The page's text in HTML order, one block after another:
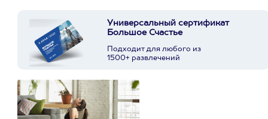
Универсальный сертификат
Большое Счастье
Подходит для любого из
1500+ развлечений